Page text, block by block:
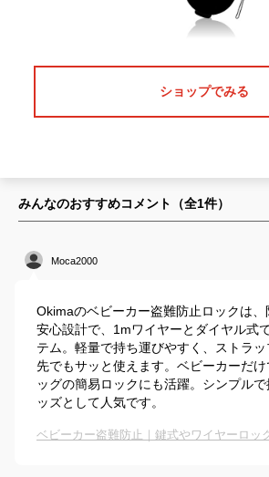
ショップでみる
みんなのおすすめコメント（全1件）
Moca2000
Okimaのベビーカー盗難防止ロックは
安心設計で、1mワイヤーとダイヤル式
テム。軽量で持ち運びやすく、ストラ
先でもサッと使えます。ベビーカーだ
ッグの簡易ロックにも活躍。シンプル
ッズとして人気です。